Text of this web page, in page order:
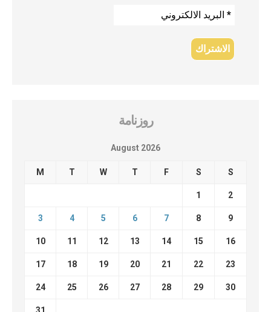
روزنامة
August 2026
M T W T F S S
1 2
3 4 5 6 7 8 9
10 11 12 13 14 15 16
17 18 19 20 21 22 23
24 25 26 27 28 29 30
31